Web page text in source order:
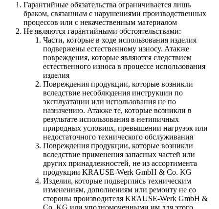
Гарантийные обязательства ограничивается лишь
браком, связанным с нарушениями производственных
процессов или с некачественным материалом
Не являются гарантийными обстоятельствами:
Части, которые в ходе использования изделия
подвержены естественному износу. Атакже
повреждения, которые являются следствием
естественного износа в процессе использования
изделия
Повреждения продукции, которые возникли
вследствие несоблюдения инструкции по
эксплуатации или использования не по
назначению. Атакже те, которые возникли в
результате использования в нетипичных
природных условиях, превышении нагрузок или
недостаточного технического обслуживания
Повреждения продукции, которые возникли
вследствие применения запасных частей или
других принадлежностей, не из ассортимента
продукции KRAUSE-Werk GmbH & Со. KG
Изделия, которые подверглись техническим
изменениям, дополнениям или ремонту не со
стороны производителя KRAUSE-Werk GmbH &